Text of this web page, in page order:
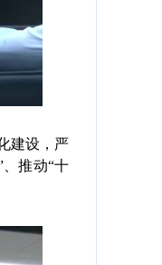
建设，严
推动“十